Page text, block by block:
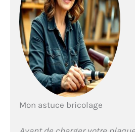
Mon astuce bricolage